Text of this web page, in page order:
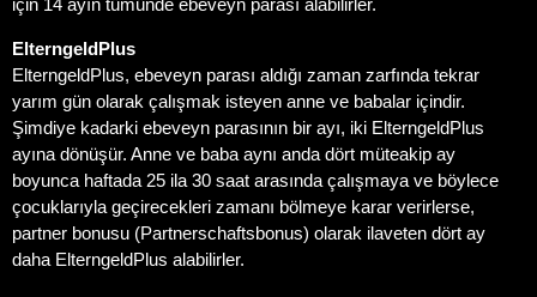
için 14 ayın tümünde ebeveyn parası alabilirler.
ElterngeldPlus
ElterngeldPlus, ebeveyn parası aldığı zaman zarfında tekrar
yarım gün olarak çalışmak isteyen anne ve babalar içindir.
Şimdiye kadarki ebeveyn parasının bir ayı, iki ElterngeldPlus
ayına dönüşür. Anne ve baba aynı anda dört müteakip ay
boyunca haftada 25 ila 30 saat arasında çalışmaya ve böylece
çocuklarıyla geçirecekleri zamanı bölmeye karar verirlerse,
partner bonusu (Partnerschaftsbonus) olarak ilaveten dört ay
daha ElterngeldPlus alabilirler.